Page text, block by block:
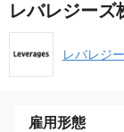
レバレジーズ
レバレジ
雇用形態